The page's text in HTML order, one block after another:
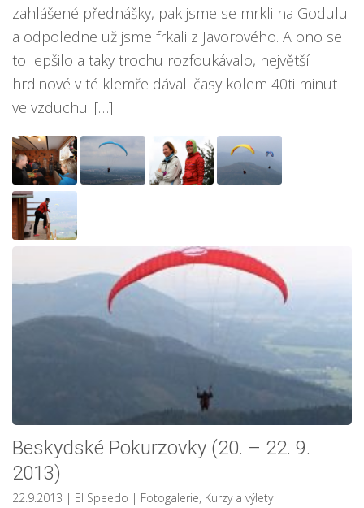
zahlášené přednášky, pak jsme se mrkli na Godulu
a odpoledne už jsme frkali z Javorového. A ono se
to lepšilo a taky trochu rozfoukávalo, největší
hrdinové v té klemře dávali časy kolem 40ti minut
ve vzduchu. […]
Beskydské Pokurzovky (20. – 22. 9.
2013)
22.9.2013 | El Speedo | Fotogalerie, Kurzy a výlety